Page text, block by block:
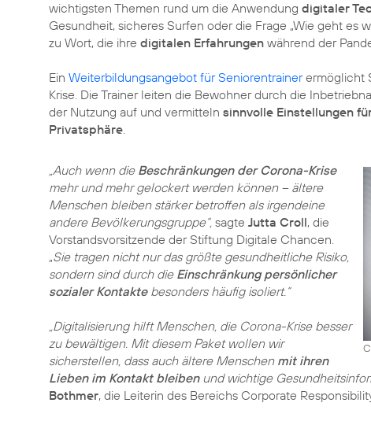
wichtigsten Themen rund um die Anwendung digitaler
Gesundheit, sicheres Surfen oder die Frage „Wie geht es
zu Wort, die ihre digitalen Erfahrungen während der
Ein Weiterbildungsangebot für Seniorentrainerermöglicht
Krise. Die Trainer leiten die Bewohner durch die
der Nutzung auf und vermitteln sinnvolle Einstellungen
Privatsphäre
„Auch wenn die Beschränkungen der Corona-Krise
mehr und mehr gelockert werden können – ältere
Menschen bleiben stärker betroffen als irgendeine
andere Bevölkerungsgruppe“, sagte Jutta Croll, die
Vorstandsvorsitzende der Stiftung Digitale Chancen.
„Sie tragen nicht nur das größte gesundheitliche Risiko,
sondern sind durch die Einschränkung persönlicher
sozialer Kontaktebesonders häufig isoliert.“
„Digitalisierung hilft Menschen, die Corona-Krise besser
zu bewältigen. Mit diesem Paket wollen wir
sicherstellen, dass auch ältere Menschen mit ihren
Lieben im Kontakt bleibenund wichtige
Bothmer